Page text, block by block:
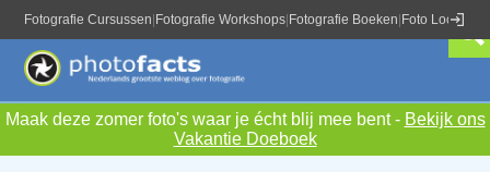
Fotografie Cursussen Fotografie Workshops Fotografie Boeken Foto Locaties
Maak deze zomer foto's waar je écht blij mee bent - Bekijk ons
Vakantie Doeboek